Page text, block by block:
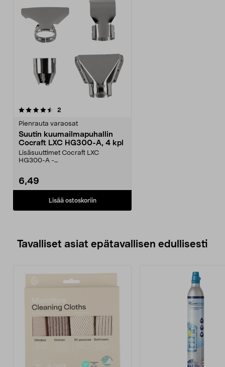
2
Pienrauta varaosat
Suutin kuumailmapuhallin
Cocraft LXC HG300-A, 4 kpl
Lisäsuuttimet Cocraft LXC
HG300-A -
6,49
Lisää ostoskoriin
Tavalliset asiat epätavallisen edullisesti